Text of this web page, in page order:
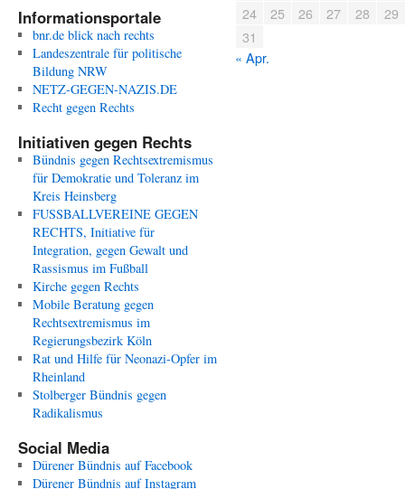
Informationsportale
bnr.de blick nach rechts
Landeszentrale für politische
Bildung NRW
NETZ-GEGEN-NAZIS.DE
Recht gegen Rechts
Initiativen gegen Rechts
Bündnis gegen Rechtsextremismus
für Demokratie und Toleranz im
Kreis Heinsberg
FUSSBALLVEREINE GEGEN
RECHTS, Initiative für
Integration, gegen Gewalt und
Rassismus im Fußball
Kirche gegen Rechts
Mobile Beratung gegen
Rechtsextremismus im
Regierungsbezirk Köln
Rat und Hilfe für Neonazi-Opfer im
Rheinland
Stolberger Bündnis gegen
Radikalismus
Social Media
Dürener Bündnis auf Facebook
Dürener Bündnis auf Instagram
24
25 26 27 28
29
31
« Apr.